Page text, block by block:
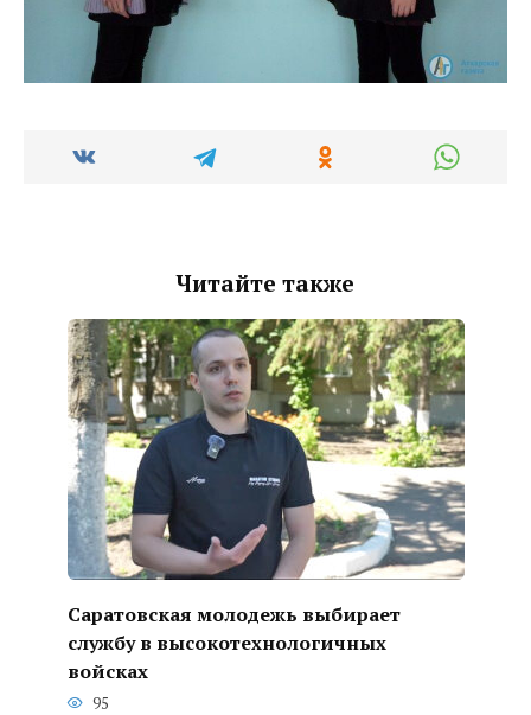
Читайте также
Саратовская молодежь выбирает
службу в высокотехнологичных
войсках
95